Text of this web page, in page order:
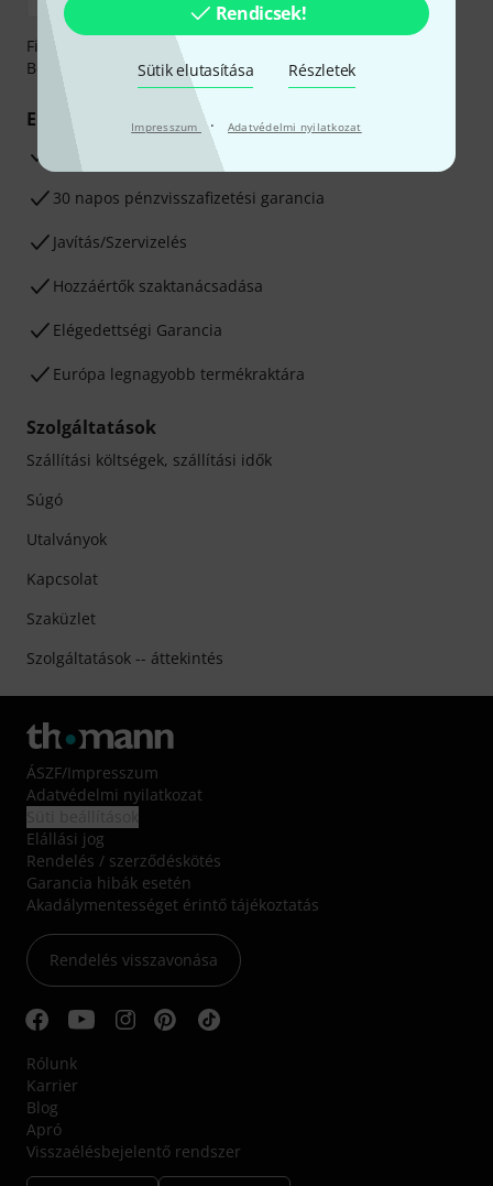
Rendicsek!
Sütik elutasítása Részletek
Impresszum · Adatvédelmi nyilatkozat
Fizessen biztonságosan, titkosítással: Banki átutalás vagy
Betéti- vagy hitelkártya segítségével
Előnyök
3 éves Thomann-garancia
30 napos pénzvisszafizetési garancia
Javítás/Szervizelés
Hozzáértők szaktanácsadása
Elégedettségi Garancia
Európa legnagyobb termékraktára
Szolgáltatások
Szállítási költségek, szállítási idők
Súgó
Utalványok
Kapcsolat
Szaküzlet
Szolgáltatások -- áttekintés
ÁSZF/Impresszum
Adatvédelmi nyilatkozat
Elállási jog
Rendelés / szerződéskötés
Garancia hibák esetén
Akadálymentességet érintő tájékoztatás
Rendelés visszavonása
Rólunk
Karrier
Blog
Apró
Visszaélésbejelentő rendszer